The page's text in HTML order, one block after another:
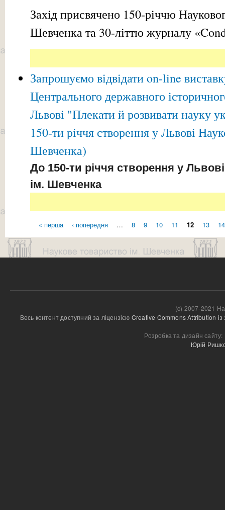
Захід присвячено 150-річчю
Шевченка та 30-літтю журналу
Запрошуємо відвідати on-line
Центрального державного
Львові "Плекати й розвивати науку
150-ти річчя створення у Львові
Шевченка)
До 150-ти річчя створення у
ім. Шевченка
Сторінки
« перша ‹ попередня … 8 9 10 11 12 13 14
(c) 2007-2021
Весь контент доступний за ліцензією Creative Commons Attribution
Розробка та дизайн сайту:
Юрій